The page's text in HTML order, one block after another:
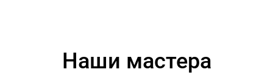
Наши мастера